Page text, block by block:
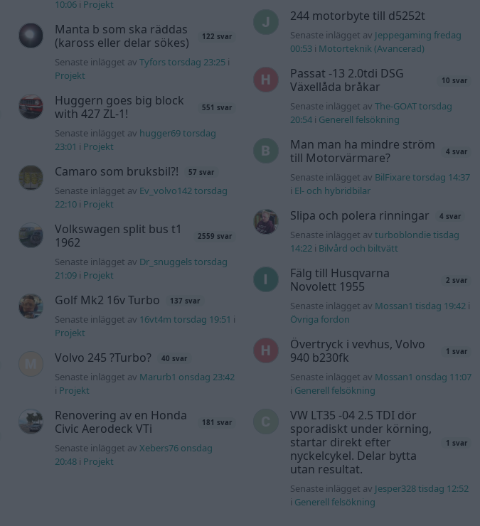
10:06i Projekt
Manta b som ska räddas
(kaross eller delar sökes)
122 svar
Senaste inlägget av Tyfors torsdag 23:25i
Projekt
Huggern goes big block
with 427 ZL-1!
551 svar
Senaste inlägget av hugger69 torsdag
23:01 i Projekt
Camaro som bruksbil?! 57 svar
Senaste inlägget av Ev_volvo142 torsdag
22:10i Projekt
Volkswagen split bus t1
1962
2559 svar
Senaste inlägget av Dr_snuggels torsdag
21:09i Projekt
Golf Mk2 16v Turbo 137 svar
Senaste inlägget av 16vt4m torsdag 19:51 i
Projekt
Volvo 245 ?Turbo? 40 svar
Senaste inlägget av Marurb1 onsdag 23:42
i Projekt
Renovering av en Honda
Civic Aerodeck VTi
181 svar
Senaste inlägget av Xebers76 onsdag
20:48i Projekt
244 motorbyte till d5252t
Senaste inlägget av Jeppegaming fredag
00:53i Motorteknik (Avancerad)
Passat -13 2.0tdi DSG
Växellåda bråkar
10 svar
Senaste inlägget av The-GOAT torsdag
20:54i Generell felsökning
Man man ha mindre ström
till Motorvärmare?
4 svar
Senaste inlägget av BilFixare torsdag 14:37
i El- och hybridbilar
Slipa och polera rinningar 4 svar
Senaste inlägget av turboblondie tisdag
14:22i Bilvård och biltvätt
Fälg till Husqvarna
Novolett 1955
2 svar
Senaste inlägget av Mossan1 tisdag 19:42i
Övriga fordon
Övertryck i vevhus, Volvo
940 b230fk
1 svar
Senaste inlägget av Mossan1 onsdag 11:07
i Generell felsökning
VW LT35 -04 2.5 TDI dör
sporadiskt under körning,
startar direkt efter
nyckelcykel. Delar bytta
utan resultat.
1 svar
Senaste inlägget av Jesper328 tisdag 12:52
i Generell felsökning